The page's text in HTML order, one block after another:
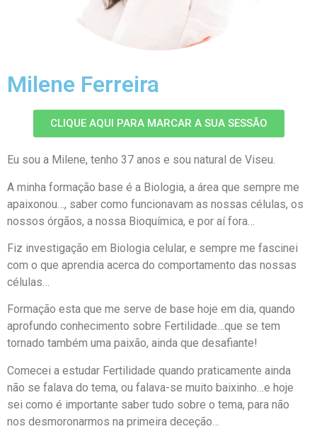
Milene Ferreira
CLIQUE AQUI PARA MARCAR A SUA SESSÃO
Eu sou a Milene, tenho 37 anos e sou natural de Viseu.
A minha formação base é a Biologia, a área que sempre me
apaixonou…, saber como funcionavam as nossas células, os
nossos órgãos, a nossa Bioquímica, e por aí fora…
Fiz investigação em Biologia celular, e sempre me fascinei
com o que aprendia acerca do comportamento das nossas
células…
Formação esta que me serve de base hoje em dia, quando
aprofundo conhecimento sobre Fertilidade…que se tem
tornado também uma paixão, ainda que desafiante!
Comecei a estudar Fertilidade quando praticamente ainda
não se falava do tema, ou falava-se muito baixinho…e hoje
sei como é importante saber tudo sobre o tema, para não
nos desmoronarmos na primeira deceção…